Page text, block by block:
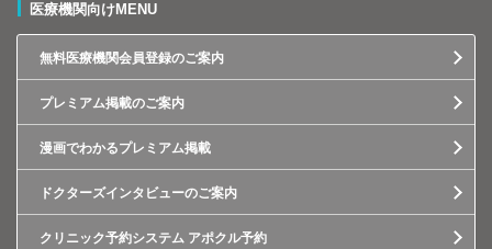
医療機関向けMENU
無料医療機関会員登録のご案内
プレミアム掲載のご案内
漫画でわかるプレミアム掲載
ドクターズインタビューのご案内
クリニック予約システム アポクル予約